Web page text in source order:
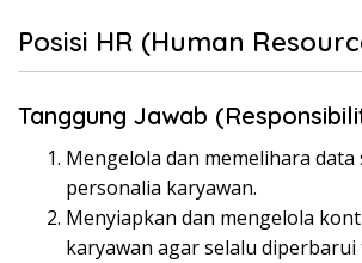
Posisi HR (Human
Tanggung Jawab
Mengelola dan memelihara data
personalia karyawan.
Menyiapkan dan mengelola
karyawan agar selalu